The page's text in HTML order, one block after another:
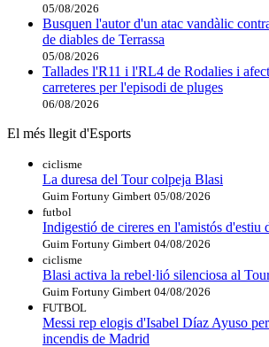
05/08/2026
Busquen l'autor d'un atac vandàlic
de diables de Terrassa
05/08/2026
Tallades l'R11 i l'RL4 de Rodalies i
carreteres per l'episodi de pluges
06/08/2026
El més llegit d'Esports
ciclisme
La duresa del Tour colpeja Blasi
Guim Fortuny Gimbert 05/08/2026
futbol
Indigestió de cireres en l'amistós d'estiu
Guim Fortuny Gimbert 04/08/2026
ciclisme
Blasi activa la rebel·lió silenciosa al
Guim Fortuny Gimbert 04/08/2026
FUTBOL
Messi rep elogis d'Isabel Díaz Ayuso
incendis de Madrid